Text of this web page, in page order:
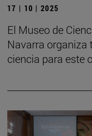
17 | 10 | 2025
El Museo de
Navarra organiza
ciencia para este